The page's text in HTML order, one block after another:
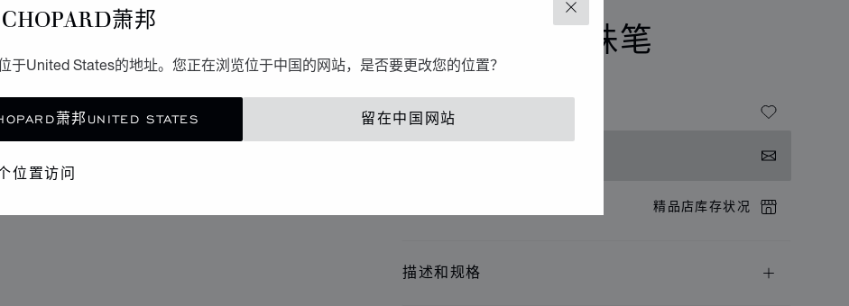
关闭
萧邦
于United States的地址。您正在浏览位于中国的网站，是否要更改您的位置？
萧邦UNITED STATES 留在中国网站
位置访问
BRESCIA走珠笔
精品店库存状况
描述和规格